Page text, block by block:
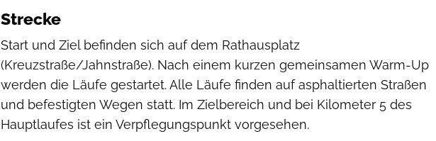
Strecke
Start und Ziel befinden sich auf dem Rathausplatz
(Kreuzstraße/Jahnstraße). Nach einem kurzen gemeinsamen Warm-Up
werden die Läufe gestartet. Alle Läufe finden auf asphaltierten Straßen
und befestigten Wegen statt. Im Zielbereich und bei Kilometer 5 des
Hauptlaufes ist ein Verpflegungspunkt vorgesehen.